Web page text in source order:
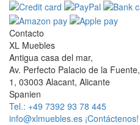
Contacto
XL Muebles
Antigua casa del mar,
Av. Perfecto Palacio de la Fuente,
1, 03003 Alacant, Alicante
Spanien
Tel.: +49 7392 93 78 445
info@xlmuebles.es ¡Contáctenos!